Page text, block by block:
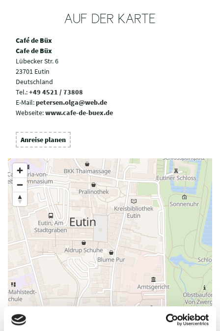
AUF DER KARTE
Café de Büx
Cafe de Büx
Lübecker Str. 6
23701 Eutin
Deutschland
Tel.:+49 4521 / 73808
E-Mail:petersen.olga@web.de
Webseite:www.cafe-de-buex.de
Anreise planen